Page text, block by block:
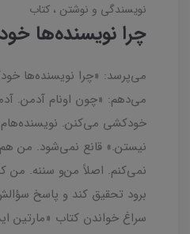
نویسندگی و نوشتن کتاب
چرا نویسنده‌ها
می‌پرسد: «چرا نویسنده‌ها
می‌دهم: «چون اونام آدمن.
خودکشی می‌کنن. نویسنده‌هام
نیستن.» قانع نمی‌شود. من
نمی‌کنم. اصلاً من‌و سننه.
برود تحقیق کند و پاسخ
سراغ خواندن کتاب «مارتین